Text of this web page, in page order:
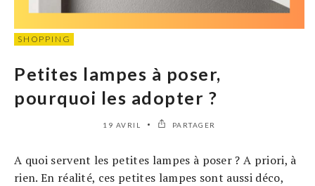
SHOPPING
Petites lampes à poser,
pourquoi les adopter ?
19 AVRIL PARTAGER
A quoi servent les petites lampes à poser ? A priori, à
rien. En réalité, ces petites lampes sont aussi déco,